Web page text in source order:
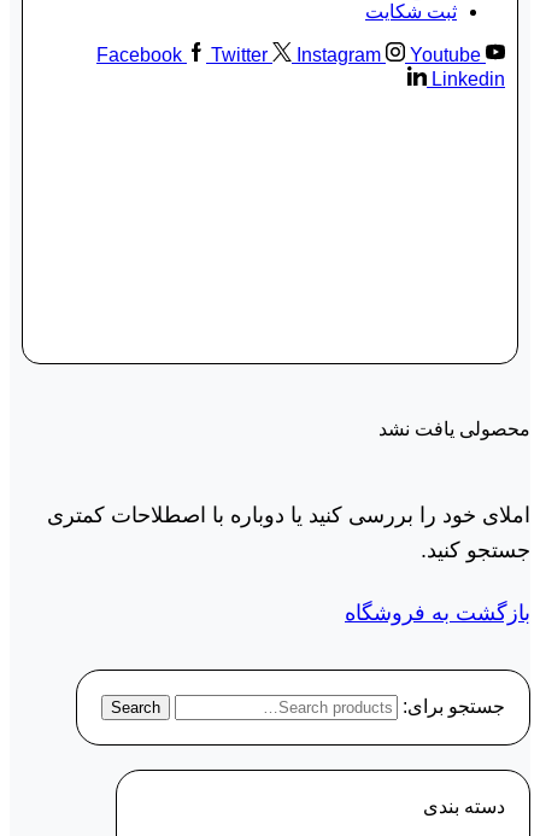
ثبت شکایت
Facebook Twitter Instagram
Youtube
Linkedin
محصولی یافت نشد
املای خود را بررسی کنید یا دوباره با اصطلاحات کمتری
جستجو کنید.
بازگشت به فروشگاه
جستجو برای: Search
دسته‌ بندی